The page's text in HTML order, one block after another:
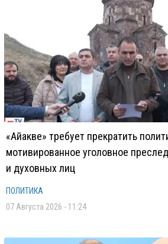
«Айакве» требует прекратить
мотивированное уголовное
и духовных лиц
ПОЛИТИКА
07 Августа 2026 - 11:24